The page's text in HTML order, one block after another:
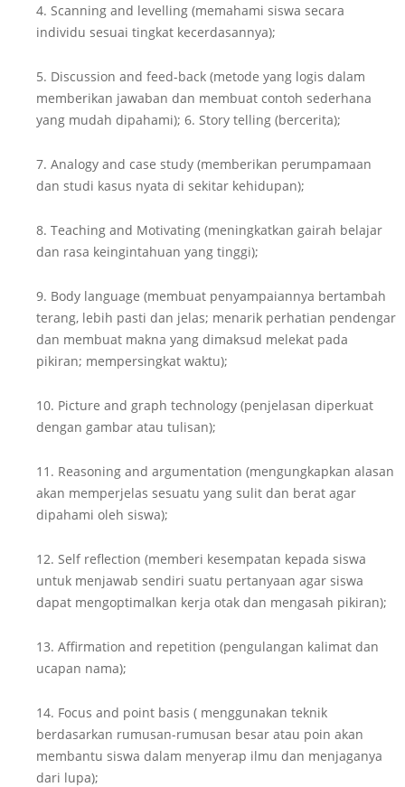
4. Scanning and levelling (memahami siswa secara
individu sesuai tingkat kecerdasannya);
5. Discussion and feed-back (metode yang logis dalam
memberikan jawaban dan membuat contoh sederhana
yang mudah dipahami); 6. Story telling (bercerita);
7. Analogy and case study (memberikan perumpamaan
dan studi kasus nyata di sekitar kehidupan);
8. Teaching and Motivating (meningkatkan gairah belajar
dan rasa keingintahuan yang tinggi);
9. Body language (membuat penyampaiannya bertambah
terang, lebih pasti dan jelas; menarik perhatian pendengar
dan membuat makna yang dimaksud melekat pada
pikiran; mempersingkat waktu);
10. Picture and graph technology (penjelasan diperkuat
dengan gambar atau tulisan);
11. Reasoning and argumentation (mengungkapkan alasan
akan memperjelas sesuatu yang sulit dan berat agar
dipahami oleh siswa);
12. Self reflection (memberi kesempatan kepada siswa
untuk menjawab sendiri suatu pertanyaan agar siswa
dapat mengoptimalkan kerja otak dan mengasah pikiran);
13. Affirmation and repetition (pengulangan kalimat dan
ucapan nama);
14. Focus and point basis ( menggunakan teknik
berdasarkan rumusan-rumusan besar atau poin akan
membantu siswa dalam menyerap ilmu dan menjaganya
dari lupa);